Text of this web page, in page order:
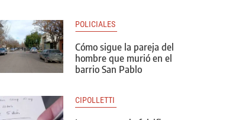
POLICIALES
Cómo sigue la pareja del
hombre que murió en el
barrio San Pablo
CIPOLLETTI